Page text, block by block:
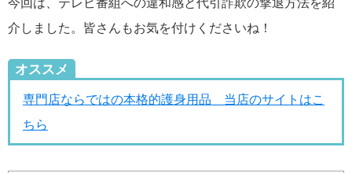
介しました。皆さんもお気を付けくださいね！
オススメ
専門店ならではの本格的護身用品 当店のサイトはこ
ちら